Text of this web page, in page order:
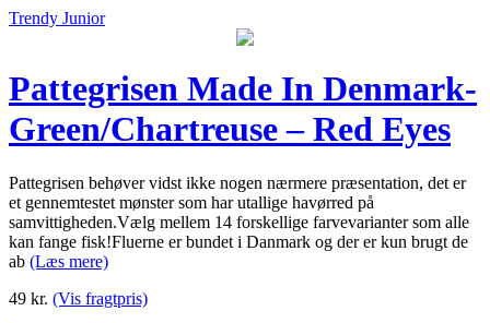
Trendy Junior
Pattegrisen Made In Denmark-
Green/Chartreuse – Red Eyes
Pattegrisen behøver vidst ikke nogen nærmere præsentation, det er
et gennemtestet mønster som har utallige havørred på
samvittigheden.Vælg mellem 14 forskellige farvevarianter som alle
kan fange fisk!Fluerne er bundet i Danmark og der er kun brugt de
ab (Læs mere)
49 kr. (Vis fragtpris)